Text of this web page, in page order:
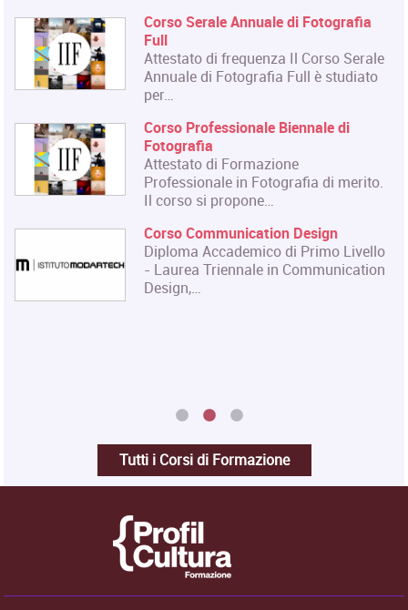
Corso Serale Annuale di Fotografia
Full
Attestato di frequenza Il Corso Serale
Annuale di Fotografia Full è studiato
per…
Corso Professionale Biennale di
Fotografia
Attestato di Formazione
Professionale in Fotografia di merito.
Il corso si propone…
Corso Communication Design
Diploma Accademico di Primo Livello
- Laurea Triennale in Communication
Design,…
Tutti i Corsi di Formazione